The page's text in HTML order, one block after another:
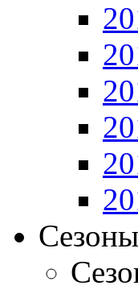
Сезоны